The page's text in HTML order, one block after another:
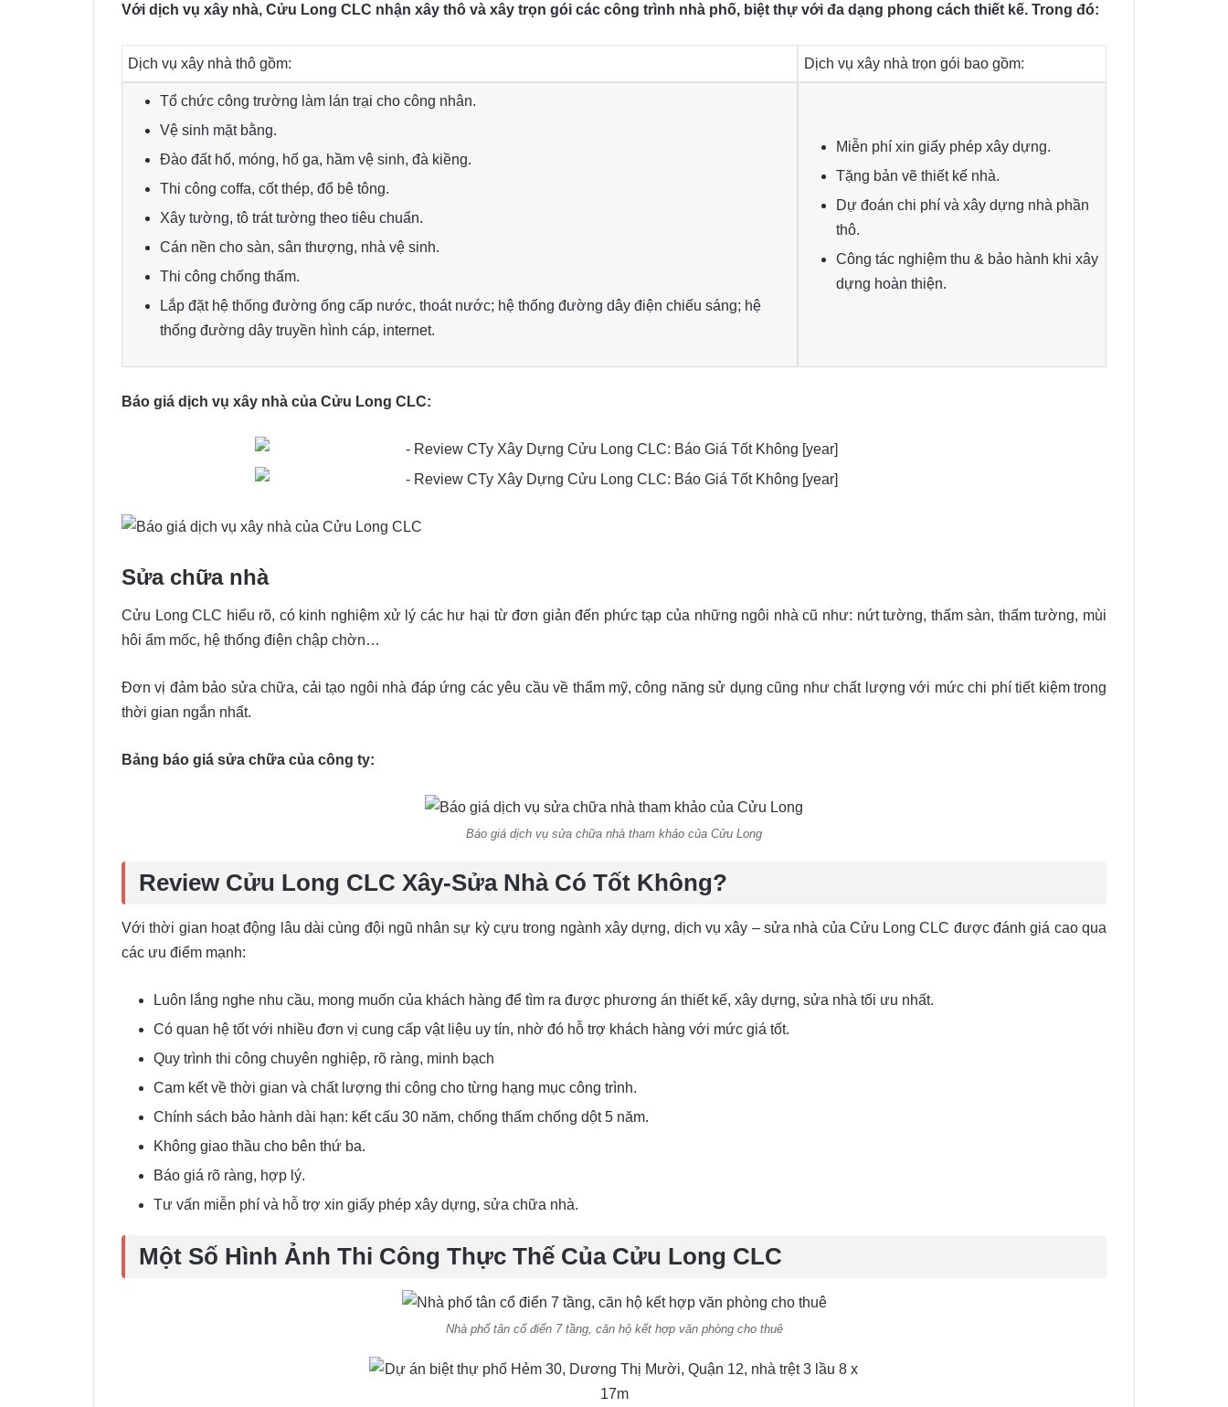
Với dịch vụ xây nhà, Cửu Long CLC nhận xây thô và xây trọn gói các công trình nhà phố, biệt thự với đa dạng phong cách thiết kế. Trong đó:
Dịch vụ xây nhà thô gồm: Dịch vụ xây nhà trọn gói bao gồm:
Tổ chức công trường làm lán trại cho công nhân.
Vệ sinh mặt bằng.
Đào đất hố, móng, hố ga, hầm vệ sinh, đà kiềng.
Thi công coffa, cốt thép, đổ bê tông.
Xây tường, tô trát tường theo tiêu chuẩn.
Cán nền cho sàn, sân thượng, nhà vệ sinh.
Thi công chống thấm.
Lắp đặt hệ thống đường ống cấp nước, thoát nước; hệ thống đường dây điện chiếu sáng; hệ
thống đường dây truyền hình cáp, internet.
Miễn phí xin giấy phép xây dựng.
Tặng bản vẽ thiết kế nhà.
Dự đoán chi phí và xây dựng nhà phần
thô.
Công tác nghiệm thu & bảo hành khi xây
dựng hoàn thiện.
Báo giá dịch vụ xây nhà của Cửu Long CLC:
Sửa chữa nhà
Cửu Long CLC hiểu rõ, có kinh nghiệm xử lý các hư hại từ đơn giản đến phức tạp của những ngôi nhà cũ như: nứt tường, thấm sàn, thấm tường, mùi
hôi ẩm mốc, hệ thống điện chập chờn…
Đơn vị đảm bảo sửa chữa, cải tạo ngôi nhà đáp ứng các yêu cầu về thẩm mỹ, công năng sử dụng cũng như chất lượng với mức chi phí tiết kiệm trong
thời gian ngắn nhất.
Bảng báo giá sửa chữa của công ty:
Báo giá dịch vụ sửa chữa nhà tham khảo của Cửu Long
Review Cửu Long CLC Xây-Sửa Nhà Có Tốt Không?
Với thời gian hoạt động lâu dài cùng đội ngũ nhân sự kỳ cựu trong ngành xây dựng, dịch vụ xây – sửa nhà của Cửu Long CLC được đánh giá cao qua
các ưu điểm mạnh:
Luôn lắng nghe nhu cầu, mong muốn của khách hàng để tìm ra được phương án thiết kế, xây dựng, sửa nhà tối ưu nhất.
Có quan hệ tốt với nhiều đơn vị cung cấp vật liệu uy tín, nhờ đó hỗ trợ khách hàng với mức giá tốt.
Quy trình thi công chuyên nghiệp, rõ ràng, minh bạch
Cam kết về thời gian và chất lượng thi công cho từng hạng mục công trình.
Chính sách bảo hành dài hạn: kết cấu 30 năm, chống thấm chống dột 5 năm.
Không giao thầu cho bên thứ ba.
Báo giá rõ ràng, hợp lý.
Tư vấn miễn phí và hỗ trợ xin giấy phép xây dựng, sửa chữa nhà.
Một Số Hình Ảnh Thi Công Thực Thế Của Cửu Long CLC
Nhà phố tân cổ điển 7 tầng, căn hộ kết hợp văn phòng cho thuê